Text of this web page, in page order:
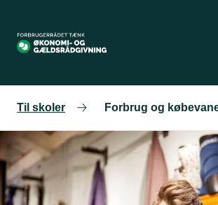
hovedindhold
Til skoler Forbrug og